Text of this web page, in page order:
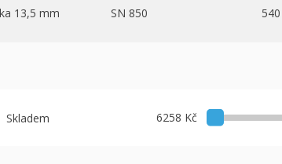
13,5 mm SN 850 540
Skladem 6258 Kč